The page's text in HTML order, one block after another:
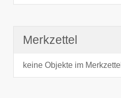
Merkzettel
keine Objekte im Merkzettel